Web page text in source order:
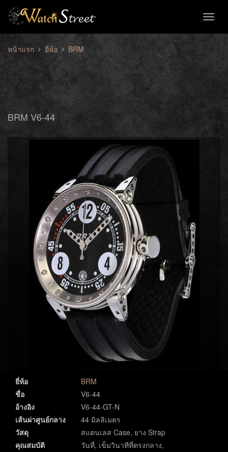
หน้าแรก ยี่ห้อ BRM
BRM V6-44
ยี่ห้อ
BRM
ชื่อ
V6-44
อ้างอิง
V6-44-GT-N
เส้นผ่าศูนย์กลาง
44 มิลลิเมตร
วัสดุ
สแตนเลส Case, ยาง Strap
คุณสมบัติ
วันที่, เข็มวินาทีที่ตรงกลาง,